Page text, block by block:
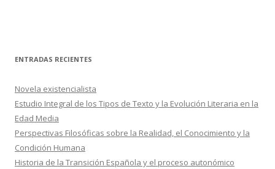
ENTRADAS RECIENTES
Novela existencialista
Estudio Integral de los Tipos de Texto y la Evolución Literaria en la
Edad Media
Perspectivas Filosóficas sobre la Realidad, el Conocimiento y la
Condición Humana
Historia de la Transición Española y el proceso autonómico